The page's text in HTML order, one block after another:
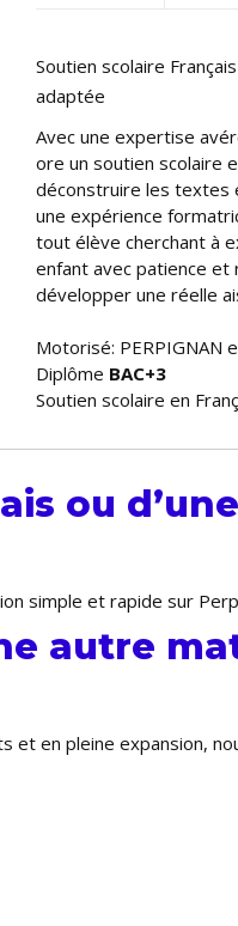
Soutien scolaire
adaptée
Avec une expertise
offre un soutien scolaire
déconstruire les textes
une expérience
tout élève cherchant à
enfant avec patience
développer une réelle
Motorisé: PERPIGNAN
Diplôme BAC+3
Soutien scolaire en
ou
simple et rapide sur
autre
en pleine expansion,